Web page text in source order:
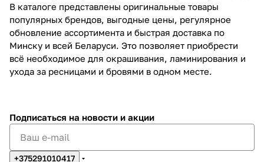
В каталоге представлены оригинальные товары
популярных брендов, выгодные цены, регулярное
обновление ассортимента и быстрая доставка по
Минску и всей Беларуси. Это позволяет приобрести
всё необходимое для окрашивания, ламинирования и
ухода за ресницами и бровями в одном месте.
Подписаться на новости и акции
+375291010417